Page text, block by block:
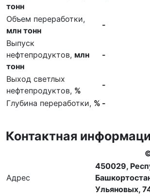
тонн
Объем переработки,
млн тонн
-
Выпуск
нефтепродуктов, млн
тонн
-
Выход светлых
нефтепродуктов, %
-
Глубина переработки, % -
Контактная
Адрес
450029,
Ульяновых,